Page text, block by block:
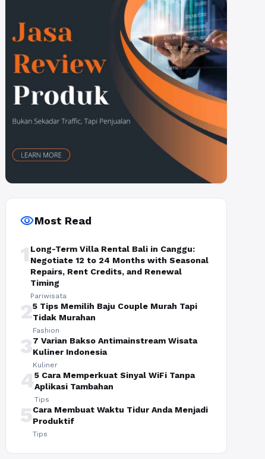
visibilityMost Read
1 Long-Term Villa Rental Bali in Canggu:
Negotiate 12 to 24 Months with Seasonal
Repairs, Rent Credits, and Renewal
Timing
Pariwisata
25 Tips Memilih Baju Couple Murah Tapi
Tidak Murahan
Fashion
37 Varian Bakso Antimainstream Wisata
Kuliner Indonesia
Kuliner
45 Cara Memperkuat Sinyal WiFi Tanpa
Aplikasi Tambahan
Tips
5Cara Membuat Waktu Tidur Anda Menjadi
Produktif
Tips